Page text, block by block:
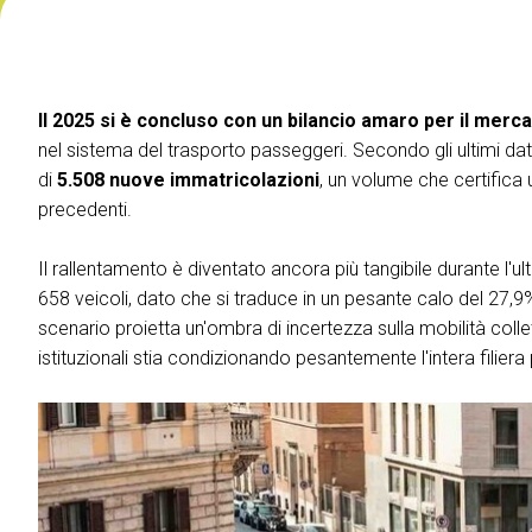
Richiedi Info
Area Riservata Visitatori
ESPORRE
Informazioni pratiche
Richiedi un preventivo
Le parole della Mobilità
Area Riservata Espositori
CATALOGO
Catalogo Espositori
EVENTI
Palinsesto Convegnistico
Il 2025 si è concluso con un bilancio amaro per il
nel sistema del trasporto passeggeri. Secondo gli ultimi
di 5.508 nuove immatricolazioni, un volume che certifica
precedenti.
Il rallentamento è diventato ancora più tangibile durante
658 veicoli, dato che si traduce in un pesante calo del
scenario proietta un'ombra di incertezza sulla mobilità
istituzionali stia condizionando pesantemente l'intera